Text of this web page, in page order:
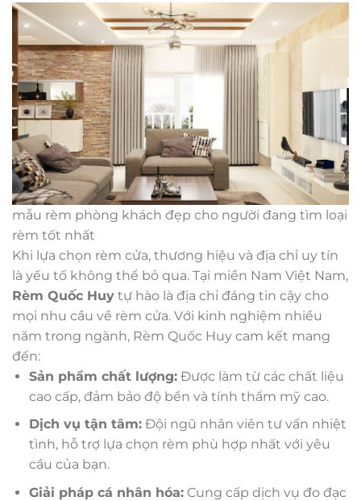
mẫu rèm phòng khách đẹp cho người đang tìm loại
rèm tốt nhất
Khi lựa chọn rèm cửa, thương hiệu và địa chỉ uy tín
là yếu tố không thể bỏ qua. Tại miền Nam Việt Nam,
Rèm Quốc Huy tự hào là địa chỉ đáng tin cậy cho
mọi nhu cầu về rèm cửa. Với kinh nghiệm nhiều
năm trong ngành, Rèm Quốc Huy cam kết mang
đến:
Sản phẩm chất lượng:Được làm từ các chất liệu
cao cấp, đảm bảo độ bền và tính thẩm mỹ cao.
Dịch vụ tận tâm:Đội ngũ nhân viên tư vấn nhiệt
tình, hỗ trợ lựa chọn rèm phù hợp nhất với yêu
cầu của bạn.
Giải pháp cá nhân hóa:Cung cấp dịch vụ đo đạc